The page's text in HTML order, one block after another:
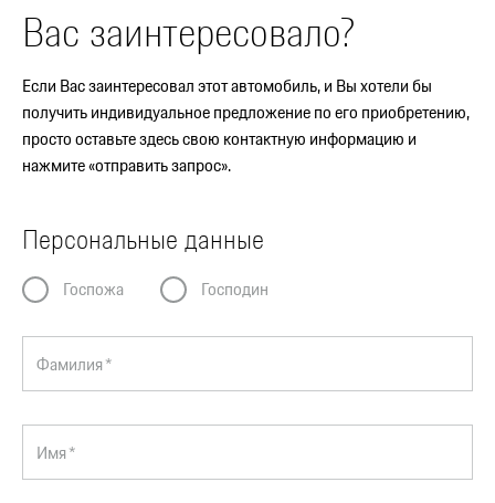
Вас заинтересовало?
Если Вас заинтересовал этот автомобиль, и Вы хотели бы
получить индивидуальное предложение по его приобретению,
просто оставьте здесь свою контактную информацию и
нажмите «отправить запрос».
Персональные данные
Госпожа Господин
Фамилия *
Имя *